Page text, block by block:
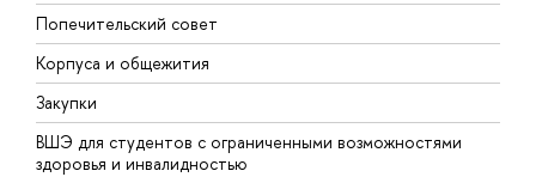
Попечительский совет
Корпуса и общежития
Закупки
ВШЭ для студентов с ограниченными возможностями
здоровья и инвалидностью